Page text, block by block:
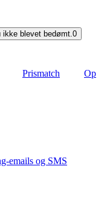
ikke blevet bedømt.0
Prismatch
Op
emails og SMS